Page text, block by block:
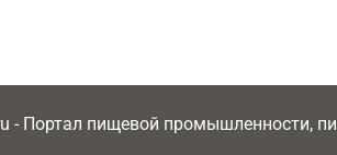
- Портал пищевой промышленности,